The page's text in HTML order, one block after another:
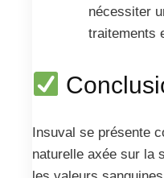
nécessiter
traitements
Insuval se présente
naturelle axée sur la